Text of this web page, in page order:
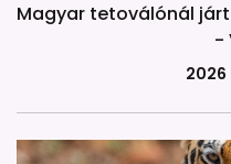
Magyar tetoválónál
-
2026